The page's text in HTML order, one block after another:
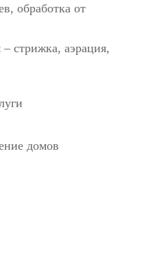
обработка от
– стрижка, аэрация,
домов